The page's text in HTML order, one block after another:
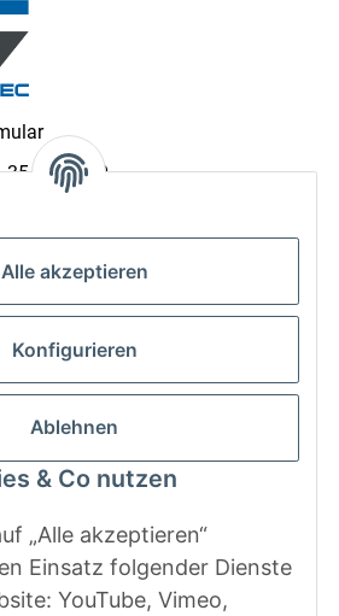
Alle akzeptieren
Konfigurieren
Ablehnen
& Co nutzen
„Alle akzeptieren“
Einsatz folgender Dienste
YouTube, Vimeo,
35 13 16 00